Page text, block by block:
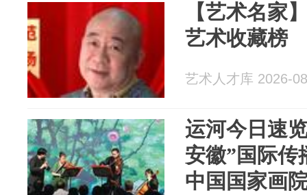
【艺术名
艺术收藏榜
艺术人才库 2026-
运河今日速
安徽”国际传
中国国家画